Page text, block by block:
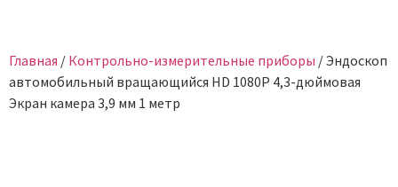
Главная / Контрольно-измерительные приборы / Эндоскоп
автомобильный вращающийся HD 1080P 4,3-дюймовая
Экран камера 3,9 мм 1 метр